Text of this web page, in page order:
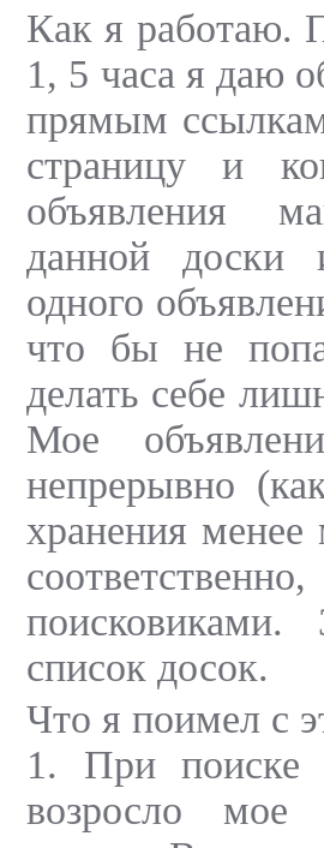
Как я работаю.
1, 5 часа я даю
прямым
страницу и
объявления
данной доски
одного
что бы не
делать себе
Мое
непрерывно
хранения менее
список досок.
Что я поимел с
1. При поиске
возросло мое